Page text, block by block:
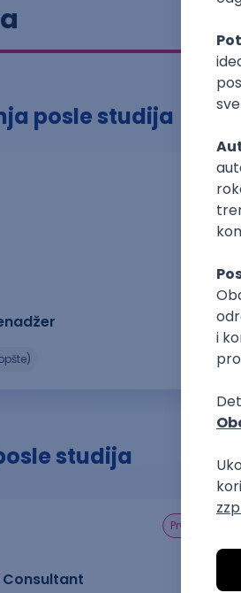
posle studija
studija
prvi posao